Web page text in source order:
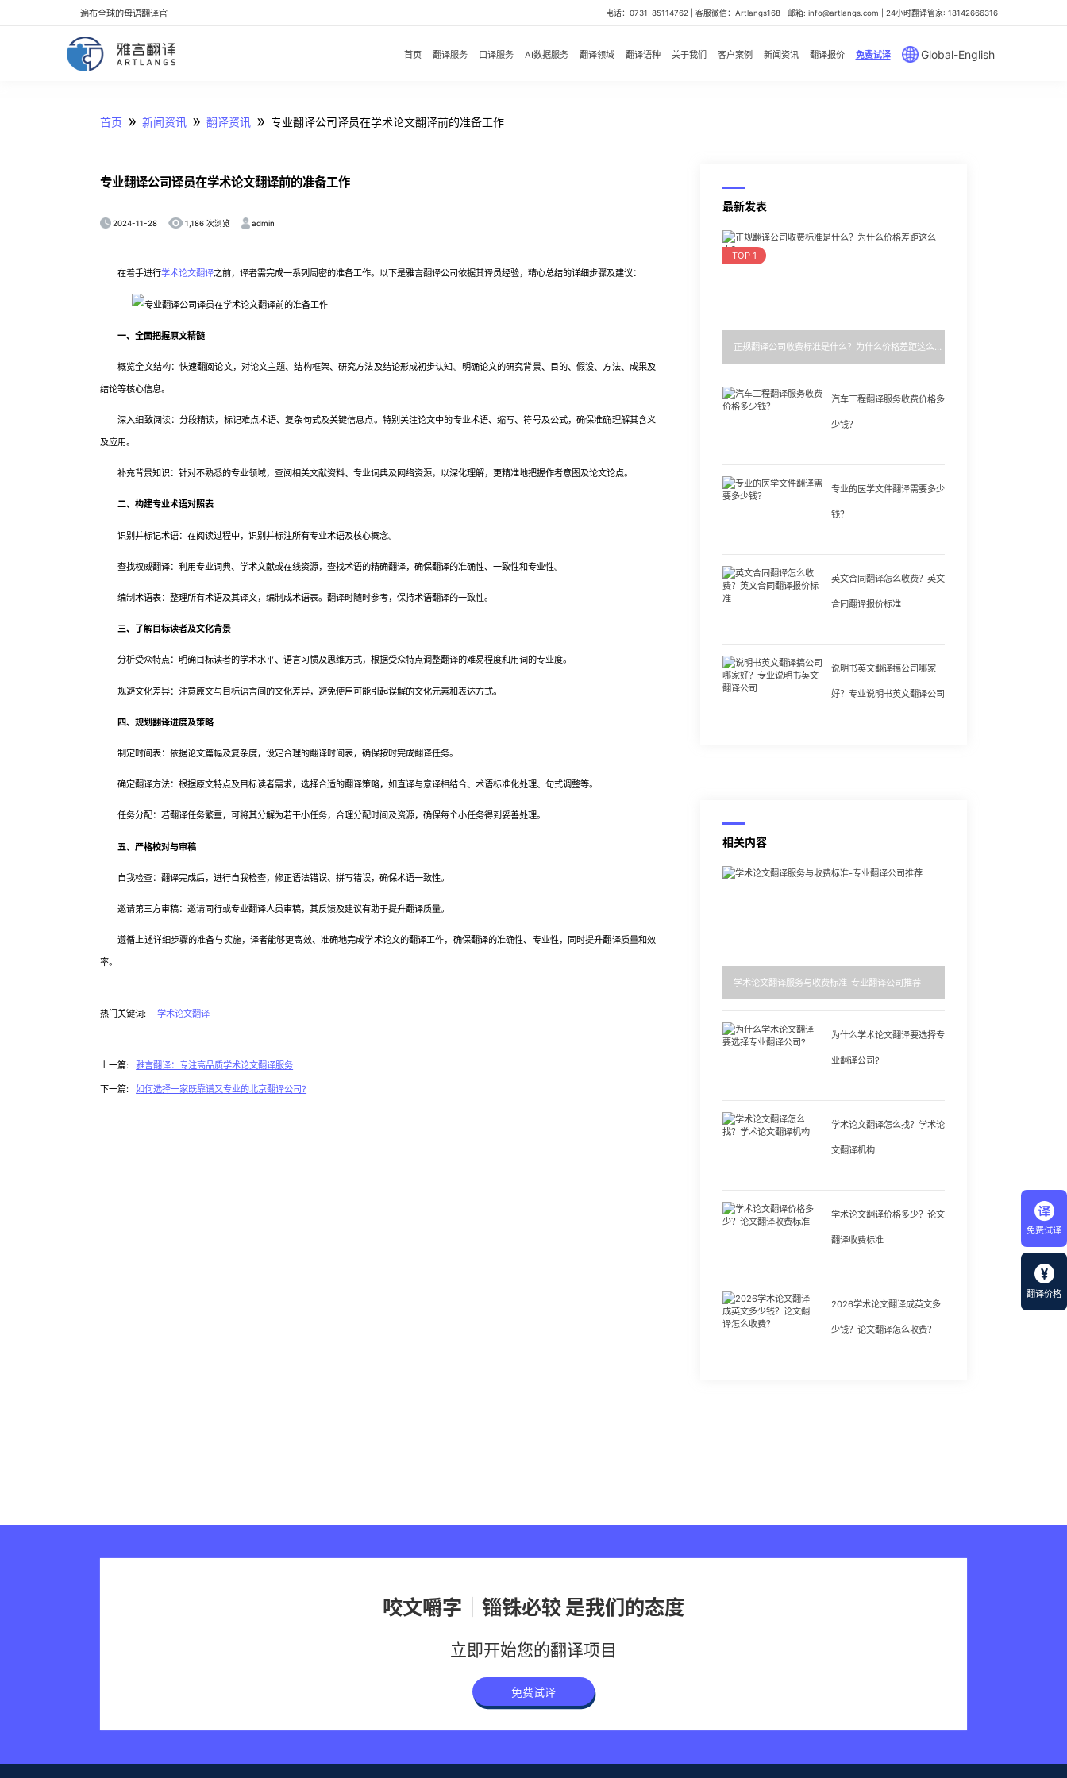
免费试译
翻译价格
遍布全球的母语翻译官 电话：0731-85114762 | 客服微信：Artlangs168 | 邮箱: info@artlangs.com | 24小时翻译管家: 18142666316
首页 翻译服务 口译服务 AI数据服务 翻译领域 翻译语种 关于我们 客户案例 新闻资讯 翻译报价 免费试译 Global-English
首页 » 新闻资讯 » 翻译资讯 » 专业翻译公司译员在学术论文翻译前的准备工作
专业翻译公司译员在学术论文翻译前的准备工作
2024-11-28 1,186 次浏览 admin
在着手进行学术论文翻译之前，译者需完成一系列周密的准备工作。以下是雅言翻译公司依据其译员经验，精心总结的详细步骤及建议：
一、全面把握原文精髓
概览全文结构：快速翻阅论文，对论文主题、结构框架、研究方法及结论形成初步认知。明确论文的研究背景、目的、假设、方法、成果及
结论等核心信息。
深入细致阅读：分段精读，标记难点术语、复杂句式及关键信息点。特别关注论文中的专业术语、缩写、符号及公式，确保准确理解其含义
及应用。
补充背景知识：针对不熟悉的专业领域，查阅相关文献资料、专业词典及网络资源，以深化理解，更精准地把握作者意图及论文论点。
二、构建专业术语对照表
识别并标记术语：在阅读过程中，识别并标注所有专业术语及核心概念。
查找权威翻译：利用专业词典、学术文献或在线资源，查找术语的精确翻译，确保翻译的准确性、一致性和专业性。
编制术语表：整理所有术语及其译文，编制成术语表。翻译时随时参考，保持术语翻译的一致性。
三、了解目标读者及文化背景
分析受众特点：明确目标读者的学术水平、语言习惯及思维方式，根据受众特点调整翻译的难易程度和用词的专业度。
规避文化差异：注意原文与目标语言间的文化差异，避免使用可能引起误解的文化元素和表达方式。
四、规划翻译进度及策略
制定时间表：依据论文篇幅及复杂度，设定合理的翻译时间表，确保按时完成翻译任务。
确定翻译方法：根据原文特点及目标读者需求，选择合适的翻译策略，如直译与意译相结合、术语标准化处理、句式调整等。
任务分配：若翻译任务繁重，可将其分解为若干小任务，合理分配时间及资源，确保每个小任务得到妥善处理。
五、严格校对与审稿
自我检查：翻译完成后，进行自我检查，修正语法错误、拼写错误，确保术语一致性。
邀请第三方审稿：邀请同行或专业翻译人员审稿，其反馈及建议有助于提升翻译质量。
遵循上述详细步骤的准备与实施，译者能够更高效、准确地完成学术论文的翻译工作，确保翻译的准确性、专业性，同时提升翻译质量和效
率。
热门关键词: 学术论文翻译
上一篇: 雅言翻译：专注高品质学术论文翻译服务
下一篇: 如何选择一家既靠谱又专业的北京翻译公司?
最新发表
TOP 1
正规翻译公司收费标准是什么？为什么价格差距这么大？
汽车工程翻译服务收费价格多
少钱？
专业的医学文件翻译需要多少
钱？
英文合同翻译怎么收费？英文
合同翻译报价标准
说明书英文翻译搞公司哪家
好？专业说明书英文翻译公司
相关内容
学术论文翻译服务与收费标准-专业翻译公司推荐
为什么学术论文翻译要选择专
业翻译公司?
学术论文翻译怎么找？学术论
文翻译机构
学术论文翻译价格多少？论文
翻译收费标准
2026学术论文翻译成英文多
少钱？论文翻译怎么收费？
咬文嚼字｜锱铢必较 是我们的态度
立即开始您的翻译项目
免费试译